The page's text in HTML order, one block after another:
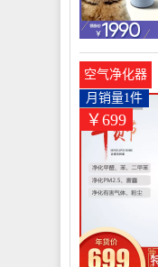
空气净化器
￥699
月销量1件